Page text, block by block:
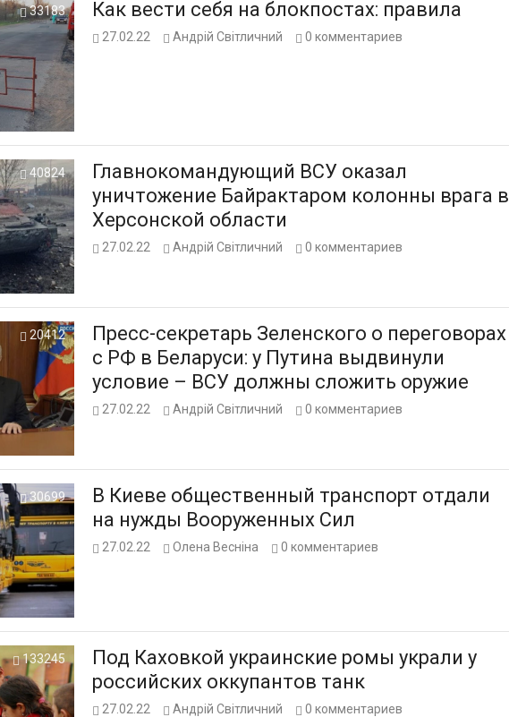
33183 Как вести себя на блокпостах: правила
27.02.22 Андрій Світличний 0 комментариев
40824
Главнокомандующий ВСУ оказал
уничтожение Байрактаром колонны врага в
Херсонской области
27.02.22 Андрій Світличний 0 комментариев
20412
Пресс-секретарь Зеленского о переговорах
с РФ в Беларуси: у Путина выдвинули
условие – ВСУ должны сложить оружие
27.02.22 Андрій Світличний 0 комментариев
30699
В Киеве общественный транспорт отдали
на нужды Вооруженных Сил
27.02.22 Олена Весніна 0 комментариев
133245
Под Каховкой украинские ромы украли у
российских оккупантов танк
27.02.22 Андрій Світличний 0 комментариев